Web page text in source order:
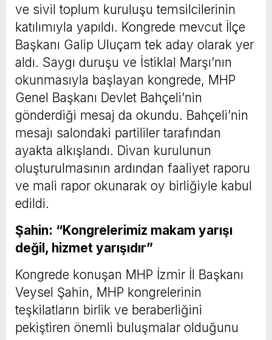
ve sivil toplum kuruluşu temsilcilerinin
katılımıyla yapıldı. Kongrede mevcut İlçe
Başkanı Galip Uluçam tek aday olarak yer
aldı. Saygı duruşu ve İstiklal Marşı’nın
okunmasıyla başlayan kongrede, MHP
Genel Başkanı Devlet Bahçeli’nin
gönderdiği mesaj da okundu. Bahçeli’nin
mesajı salondaki partililer tarafından
ayakta alkışlandı. Divan kurulunun
oluşturulmasının ardından faaliyet raporu
ve mali rapor okunarak oy birliğiyle kabul
edildi.
Şahin: “Kongrelerimiz makam yarışı
değil, hizmet yarışıdır”
Kongrede konuşan MHP İzmir İl Başkanı
Veysel Şahin, MHP kongrelerinin
teşkilatların birlik ve beraberliğini
pekiştiren önemli buluşmalar olduğunu